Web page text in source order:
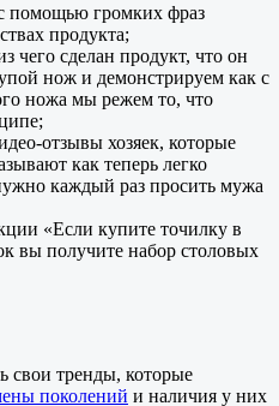
помощью громких фраз
продукта;
чего сделан продукт, что он
нож и демонстрируем как с
ножа мы режем то, что
отзывы хозяек, которые
как теперь легко
каждый раз просить мужа
«Если купите точилку в
вы получите набор столовых
свои тренды, которые
поколений и наличия у них